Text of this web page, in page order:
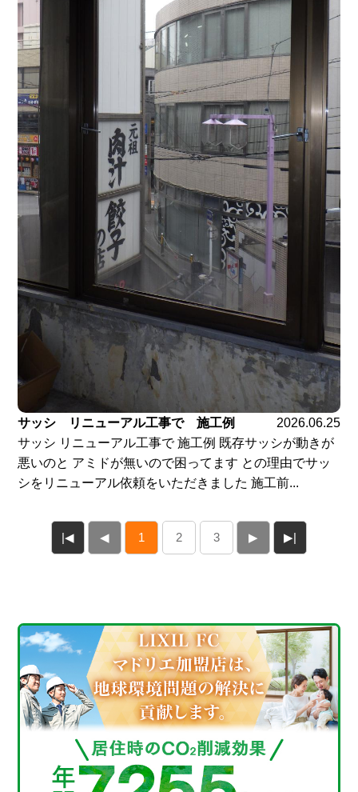
サッシ リニューアル工事で 施工例
2026.06.25
サッシ リニューアル工事で 施工例 既存サッシが動きが
悪いのと アミドが無いので困ってます との理由でサッ
シをリニューアル依頼をいただきました 施工前...
|◀ ◀ 1 2 3 ▶ ▶|